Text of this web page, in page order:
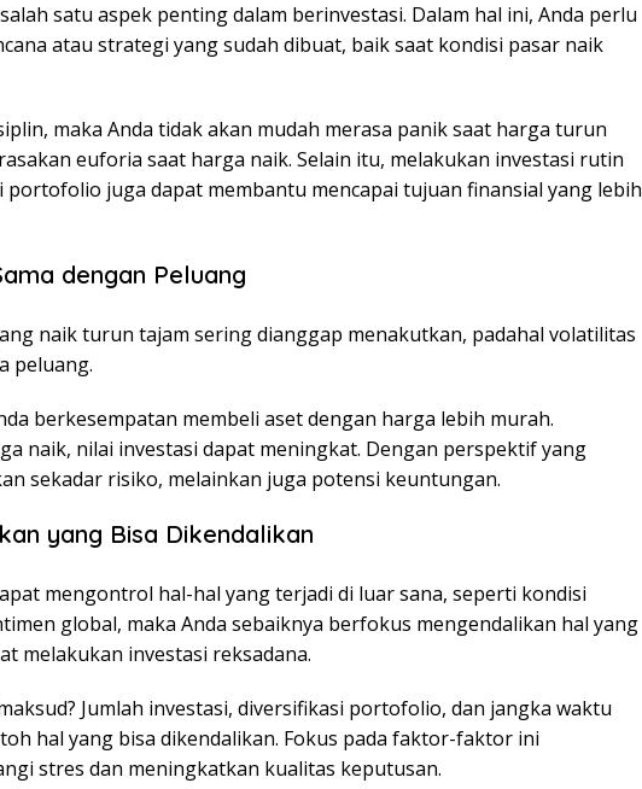
satu aspek penting dalam berinvestasi. Dalam hal ini, Anda perlu
atau strategi yang sudah dibuat, baik saat kondisi pasar naik
maka Anda tidak akan mudah merasa panik saat harga turun
euforia saat harga naik. Selain itu, melakukan investasi rutin
portofolio juga dapat membantu mencapai tujuan finansial yang lebih
dengan Peluang
naik turun tajam sering dianggap menakutkan, padahal volatilitas
peluang.
berkesempatan membeli aset dengan harga lebih murah.
naik, nilai investasi dapat meningkat. Dengan perspektif yang
sekadar risiko, melainkan juga potensi keuntungan.
yang Bisa Dikendalikan
mengontrol hal-hal yang terjadi di luar sana, seperti kondisi
global, maka Anda sebaiknya berfokus mengendalikan hal yang
melakukan investasi reksadana.
Jumlah investasi, diversifikasi portofolio, dan jangka waktu
hal yang bisa dikendalikan. Fokus pada faktor-faktor ini
stres dan meningkatkan kualitas keputusan.